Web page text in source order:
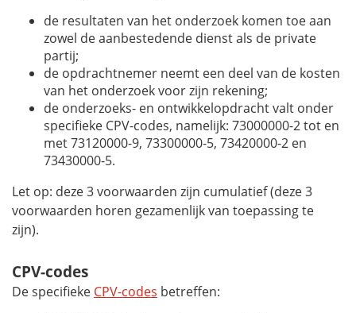
de resultaten van het onderzoek komen toe aan
zowel de aanbestedende dienst als de private
partij;
de opdrachtnemer neemt een deel van de kosten
van het onderzoek voor zijn rekening;
de onderzoeks- en ontwikkelopdracht valt onder
specifieke CPV-codes, namelijk: 73000000-2 tot en
met 73120000-9, 73300000-5, 73420000-2 en
73430000-5.
Let op: deze 3 voorwaarden zijn cumulatief (deze 3
voorwaarden horen gezamenlijk van toepassing te
zijn).
CPV-codes
De specifieke CPV-codes betreffen: